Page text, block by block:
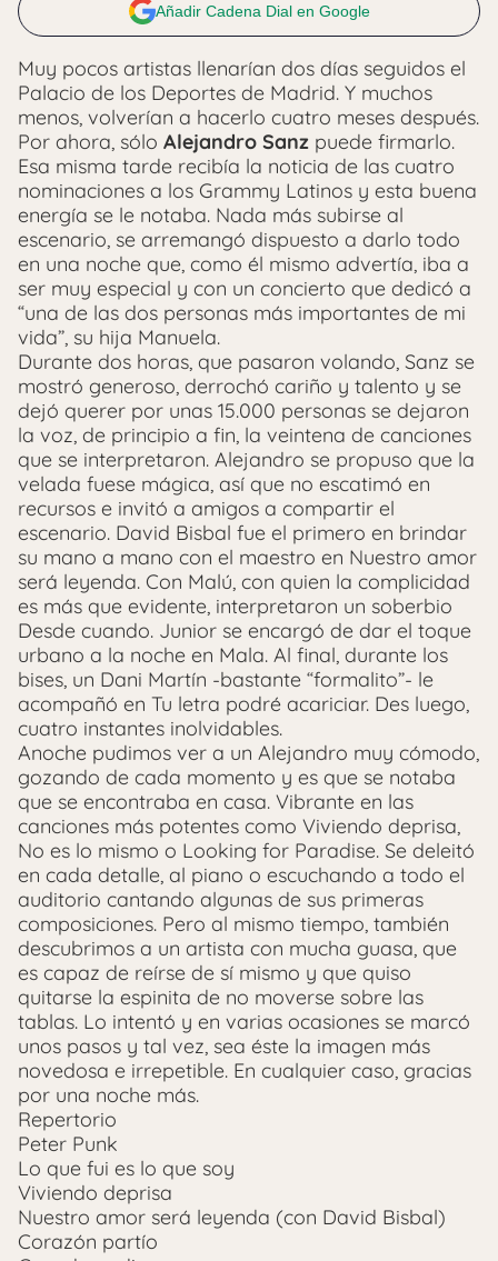
Añadir Cadena Dial en Google
Muy pocos artistas llenarían dos días seguidos el
Palacio de los Deportes de Madrid. Y muchos
menos, volverían a hacerlo cuatro meses después.
Por ahora, sólo Alejandro Sanz puede firmarlo.
Esa misma tarde recibía la noticia de las cuatro
nominaciones a los Grammy Latinos y esta buena
energía se le notaba. Nada más subirse al
escenario, se arremangó dispuesto a darlo todo
en una noche que, como él mismo advertía, iba a
ser muy especial y con un concierto que dedicó a
“una de las dos personas más importantes de mi
vida”, su hija Manuela.
Durante dos horas, que pasaron volando, Sanz se
mostró generoso, derrochó cariño y talento y se
dejó querer por unas 15.000 personas se dejaron
la voz, de principio a fin, la veintena de canciones
que se interpretaron. Alejandro se propuso que la
velada fuese mágica, así que no escatimó en
recursos e invitó a amigos a compartir el
escenario. David Bisbal fue el primero en brindar
su mano a mano con el maestro en Nuestro amor
será leyenda. Con Malú, con quien la complicidad
es más que evidente, interpretaron un soberbio
Desde cuando. Junior se encargó de dar el toque
urbano a la noche en Mala. Al final, durante los
bises, un Dani Martín -bastante “formalito”- le
acompañó en Tu letra podré acariciar. Des luego,
cuatro instantes inolvidables.
Anoche pudimos ver a un Alejandro muy cómodo,
gozando de cada momento y es que se notaba
que se encontraba en casa. Vibrante en las
canciones más potentes como Viviendo deprisa,
No es lo mismo o Looking for Paradise. Se deleitó
en cada detalle, al piano o escuchando a todo el
auditorio cantando algunas de sus primeras
composiciones. Pero al mismo tiempo, también
descubrimos a un artista con mucha guasa, que
es capaz de reírse de sí mismo y que quiso
quitarse la espinita de no moverse sobre las
tablas. Lo intentó y en varias ocasiones se marcó
unos pasos y tal vez, sea éste la imagen más
novedosa e irrepetible. En cualquier caso, gracias
por una noche más.
Repertorio
Peter Punk
Lo que fui es lo que soy
Viviendo deprisa
Nuestro amor será leyenda (con David Bisbal)
Corazón partío